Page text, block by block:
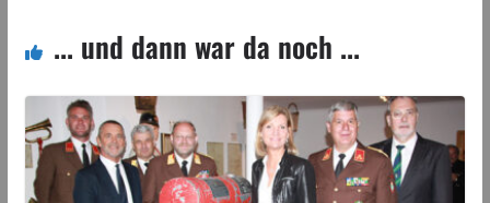
... und dann war da noch ...